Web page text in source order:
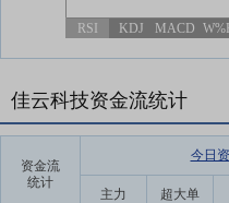
RSI KDJ MACD
佳云科技资金流统计
资金流
统计
今日
主力 超大单